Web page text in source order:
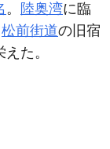
。 陸奥湾に臨
松前街道の旧宿
た。